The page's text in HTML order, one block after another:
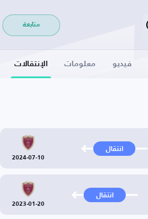
متابعة
فيديو معلومات الإنتقالات
انتقال
2024-07-10
انتقال
2023-01-20